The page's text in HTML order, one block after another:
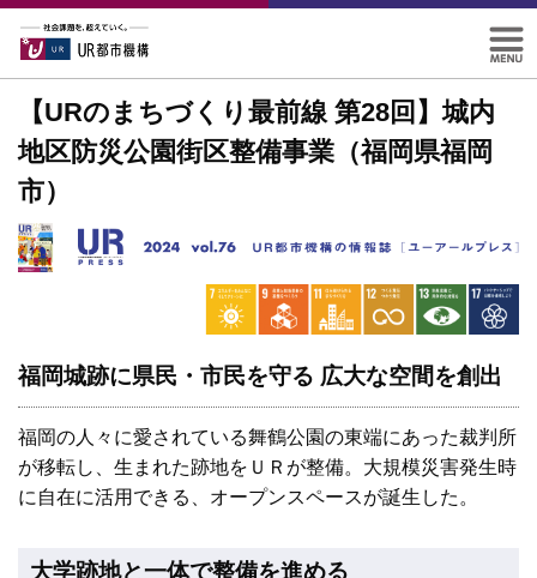
【URのまちづくり最前線 第28回】城内
地区防災公園街区整備事業（福岡県福岡
市）
福岡城跡に県民・市民を守る 広大な空間を創出
福岡の人々に愛されている舞鶴公園の東端にあった裁判所
が移転し、生まれた跡地をＵＲが整備。大規模災害発生時
に自在に活用できる、オープンスペースが誕生した。
大学跡地と一体で整備を進める